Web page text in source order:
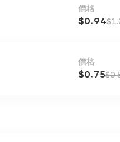
價格
$0.94
價格
$0.75